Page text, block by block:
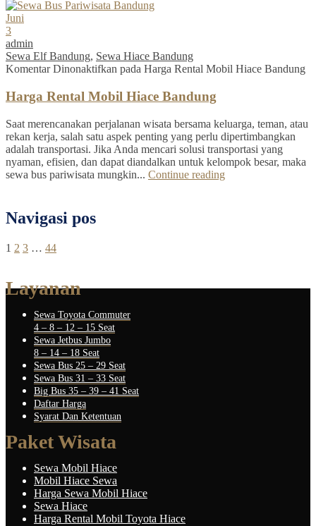
Juni
3
admin
Sewa Elf Bandung, Sewa Hiace Bandung
Komentar Dinonaktifkan pada Harga Rental Mobil Hiace Bandung
Harga Rental Mobil Hiace Bandung
Saat merencanakan perjalanan wisata bersama keluarga, teman, atau
rekan kerja, salah satu aspek penting yang perlu dipertimbangkan
adalah transportasi. Jika Anda mencari solusi transportasi yang
nyaman, efisien, dan dapat diandalkan untuk kelompok besar, maka
sewa bus pariwisata mungkin... Continue reading
Navigasi pos
1 2 3 … 44
Layanan
Sewa Toyota Commuter
4 – 8 – 12 – 15 Seat
Sewa Jetbus Jumbo
8 – 14 – 18 Seat
Sewa Bus 25 – 29 Seat
Sewa Bus 31 – 33 Seat
Big Bus 35 – 39 – 41 Seat
Daftar Harga
Syarat Dan Ketentuan
Paket Wisata
Sewa Mobil Hiace
Mobil Hiace Sewa
Harga Sewa Mobil Hiace
Sewa Hiace
Harga Rental Mobil Toyota Hiace